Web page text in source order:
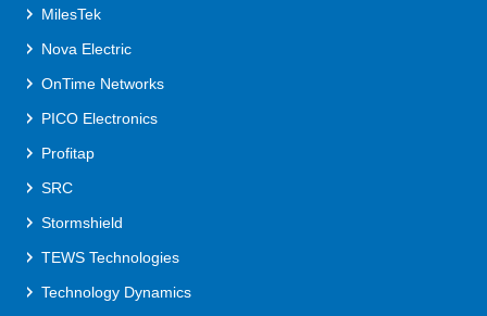
MilesTek
Nova Electric
OnTime Networks
PICO Electronics
Profitap
SRC
Stormshield
TEWS Technologies
Technology Dynamics